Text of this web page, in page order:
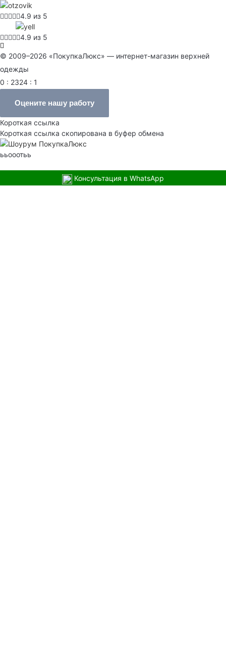
4.9 из 5
4.9 из 5
© 2009–2026 «ПокупкаЛюкс» — интернет-магазин верхней
одежды
0 : 2324 : 1
Оцените нашу работу
Короткая ссылка
Короткая ссылка скопирована в буфер обмена
ььооотьь
Консультация в WhatsApp